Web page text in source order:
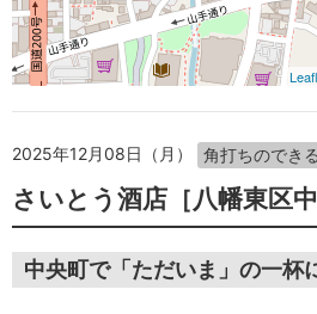
2025年12月08日（月） 角打ちのでき
さいとう酒店［八幡東区中
中央町で「ただいま」の一杯